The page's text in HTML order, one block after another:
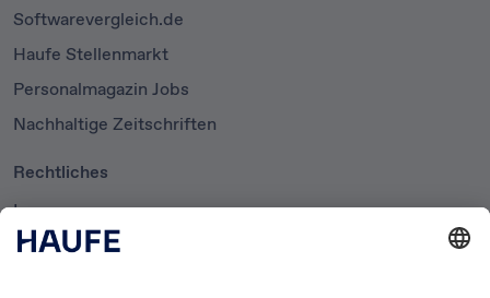
Softwarevergleich.de
Haufe Stellenmarkt
Personalmagazin Jobs
Nachhaltige Zeitschriften
Rechtliches
Impressum
Datenschutzerklärung